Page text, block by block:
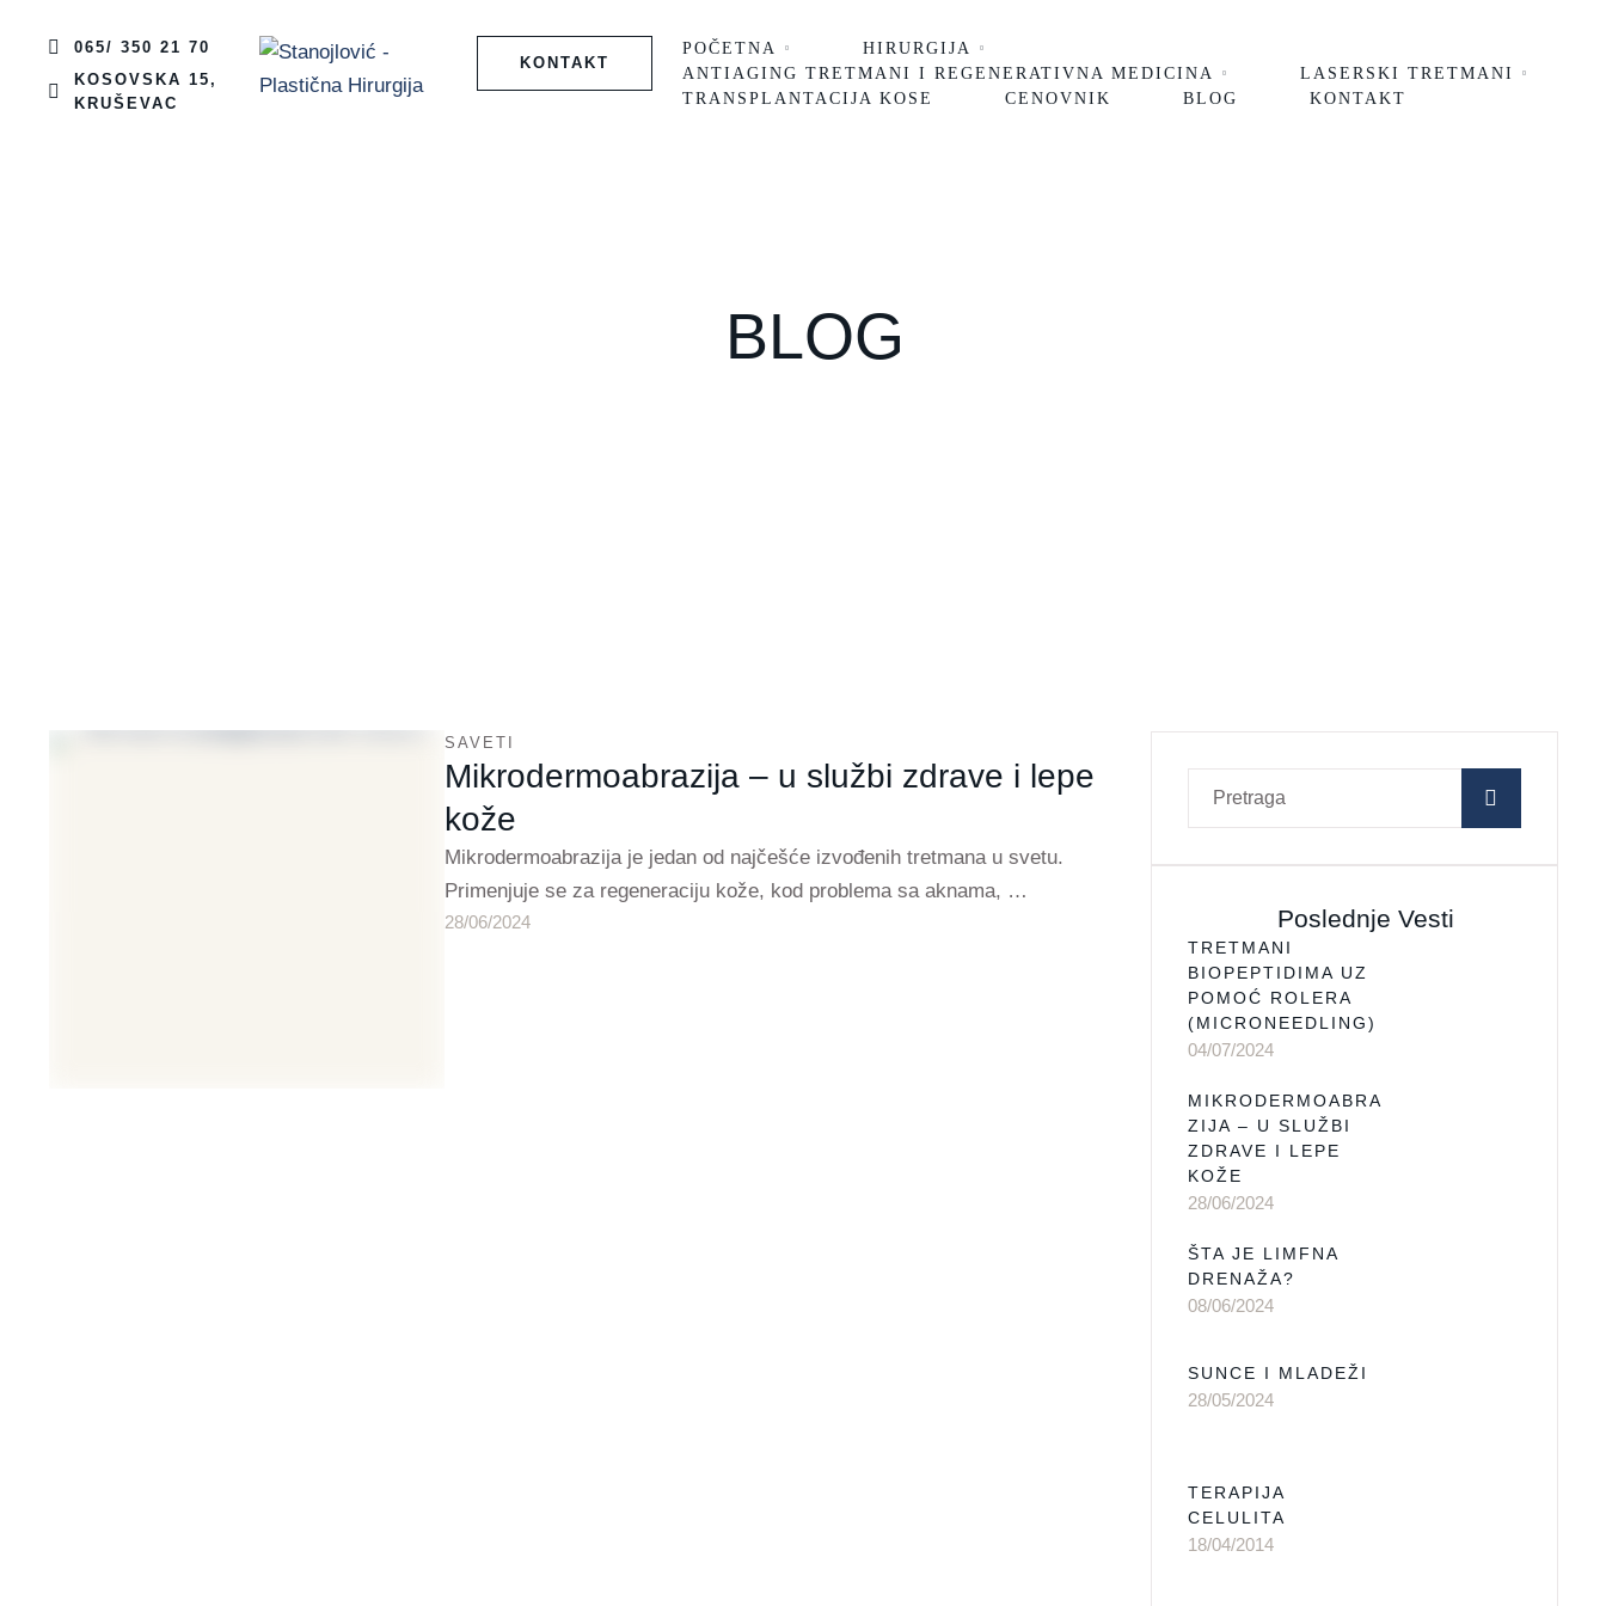
065/ 350 21 70
KOSOVSKA 15,
KRUŠEVAC
KONTAKT
POČETNA
HIRURGIJA
ANTIAGING TRETMANI I REGENERATIVNA MEDICINA
LASERSKI TRETMANI
TRANSPLANTACIJA KOSE
CENOVNIK BLOG KONTAKT
BLOG
SAVETI
Mikrodermoabrazija – u službi zdrave i lepe
kože
Mikrodermoabrazija je jedan od najčešće izvođenih tretmana u svetu.
Primenjuje se za regeneraciju kože, kod problema sa aknama, …
28/06/2024 Poslednje Vesti
TRETMANI
BIOPEPTIDIMA UZ
POMOĆ ROLERA
(MICRONEEDLING)
04/07/2024
MIKRODERMOABRA
ZIJA – U SLUŽBI
ZDRAVE I LEPE
KOŽE
28/06/2024
ŠTA JE LIMFNA
DRENAŽA?
08/06/2024
SUNCE I MLADEŽI
28/05/2024
TERAPIJA
CELULITA
18/04/2014